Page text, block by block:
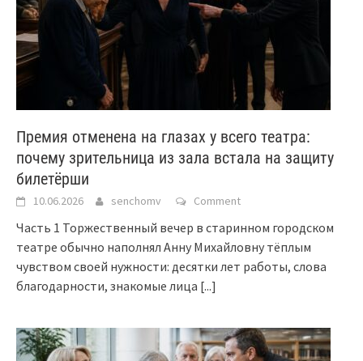
Премия отменена на глазах у всего театра:
почему зрительница из зала встала на защиту
билетёрши
10.06.2026 senchomv Comment
Часть 1 Торжественный вечер в старинном городском
театре обычно наполнял Анну Михайловну тёплым
чувством своей нужности: десятки лет работы, слова
благодарности, знакомые лица [...]